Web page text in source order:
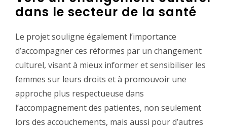
dans le secteur de la santé
Le projet souligne également l’importance
d’accompagner ces réformes par un changement
culturel, visant à mieux informer et sensibiliser les
femmes sur leurs droits et à promouvoir une
approche plus respectueuse dans
l’accompagnement des patientes, non seulement
lors des accouchements, mais aussi pour d’autres